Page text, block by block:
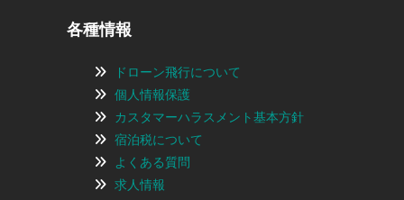
各種情報
ドローン飛行について
個人情報保護
カスタマーハラスメント基本方針
宿泊税について
よくある質問
求人情報